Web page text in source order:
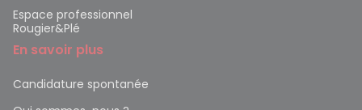
Espace professionnel
Rougier&Plé
En savoir plus
Candidature spontanée